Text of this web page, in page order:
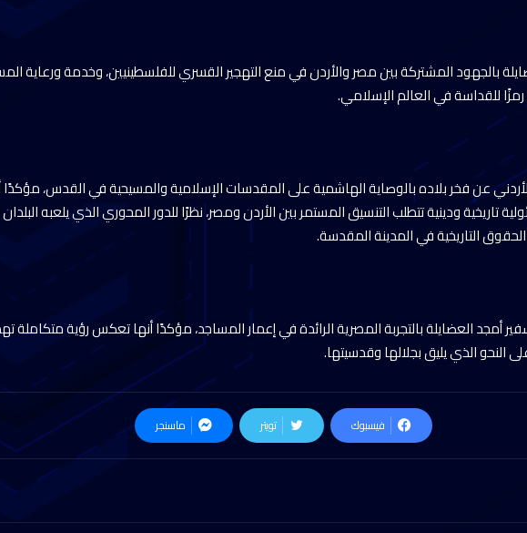
بالجهود المشتركة بين مصر والأردن في منع التهجير القسري للفلسطينيين، وخدمة ورعاية
للقداسة في العالم الإسلامي.
عن فخر بلاده بالوصاية الهاشمية على المقدسات الإسلامية والمسيحية في القدس،
تاريخية ودينية تتطلب التنسيق المستمر بين الأردن ومصر، نظرًا للدور المحوري الذي يلعبه
التاريخية في المدينة المقدسة.
أمجد العضايلة بالتجربة المصرية الرائدة في إعمار المساجد، مؤكدًا أنها تعكس رؤية متكاملة
النحو الذي يليق بجلالها وقدسيتها.
فيسبوك تويتر ماسنجر